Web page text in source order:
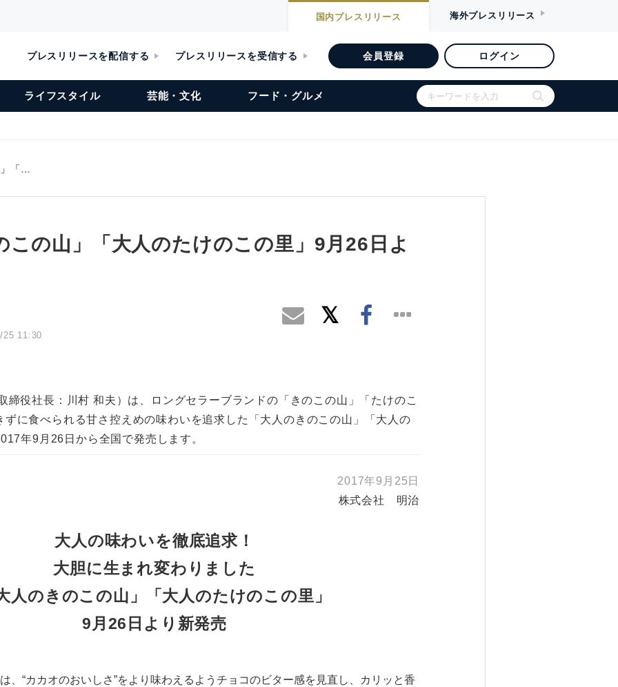
国内プレスリリース 海外プレスリリース
プレスリリースを配信する プレスリリースを受信する 会員登録 ログイン
ライフスタイル 芸能・文化 フード・グルメ
」「…
この山」「大人のたけのこの里」9月26日よ
25 11:30
締役社長：川村 和夫）は、ロングセラーブランドの「きのこの山」「たけのこ
ずに食べられる甘さ控えめの味わいを追求した「大人のきのこの山」「大人の
年9月26日から全国で発売します。
2017年9月25日
株式会社 明治
大人の味わいを徹底追求！
大胆に生まれ変わりました
人のきのこの山」「大人のたけのこの里」
9月26日より新発売
、“カカオのおいしさ”をより味わえるようチョコのビター感を見直し、カリッと香